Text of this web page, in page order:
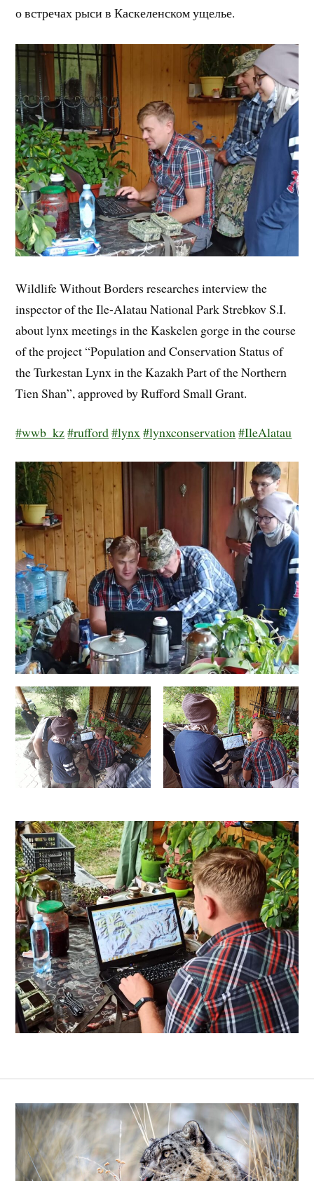
о встречах рыси в Каскеленском ущелье.
Wildlife Without Borders researches interview the
inspector of the Ile-Alatau National Park Strebkov S.I.
about lynx meetings in the Kaskelen gorge in the course
of the project “Population and Conservation Status of
the Turkestan Lynx in the Kazakh Part of the Northern
Tien Shan”, approved by Rufford Small Grant.
#wwb_kz#rufford#lynx#lynxconservation#IleAlatau